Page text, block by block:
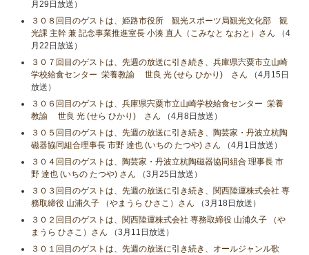
月29日放送）
３０８回目のゲストは、姫路市役所 観光スポーツ局観光文化部 観
光課 主幹 兼 記念事業推進室長 小湊 直人（こみなと なおと）さん （4
月22日放送）
３０７回目のゲストは、先週の放送に引き続き、兵庫県宍粟市立山崎
学校給食センター 栄養教諭 世良 光 (せら ひかり) さん （4月15日
放送）
３０６回目のゲストは、兵庫県宍粟市立山崎学校給食センター 栄養
教諭 世良 光 (せら ひかり) さん （4月8日放送）
３０５回目のゲストは、先週の放送に引き続き、陶芸家・丹波立杭陶
磁器協同組合理事長 市野 達也 (いちの たつや) さん （4月1日放送）
３０４回目のゲストは、陶芸家・丹波立杭陶磁器協同組合 理事長 市
野 達也 (いちの たつや) さん （3月25日放送）
３０３回目のゲストは、先週の放送に引き続き、関西陸運株式会社 専
務取締役 山浦久子 （やまうら ひさこ）さん （3月18日放送）
３０２回目のゲストは、関西陸運株式会社 専務取締役 山浦久子 （や
まうら ひさこ）さん （3月11日放送）
３０１回目のゲストは、先週の放送に引き続き、オールジャンル歌